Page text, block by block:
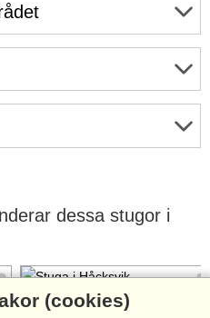
dessa stugor i
(cookies)